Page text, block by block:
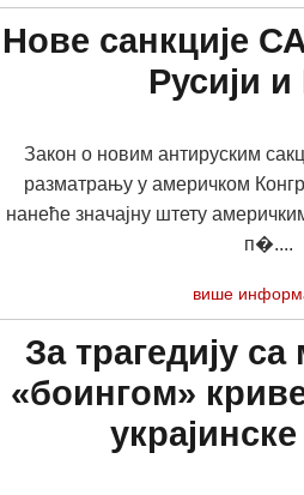
Нове санкције
Русији
Закон о новим антируским
разматрању у америчком
нанеће значајну штету
п�....
више
За трагедију са
«боингом»